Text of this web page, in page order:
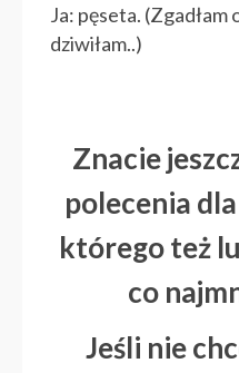
Ja: pęseta. (Zgadłam
dziwiłam..)
Znacie
polecenia
którego też
co
Jeśli nie